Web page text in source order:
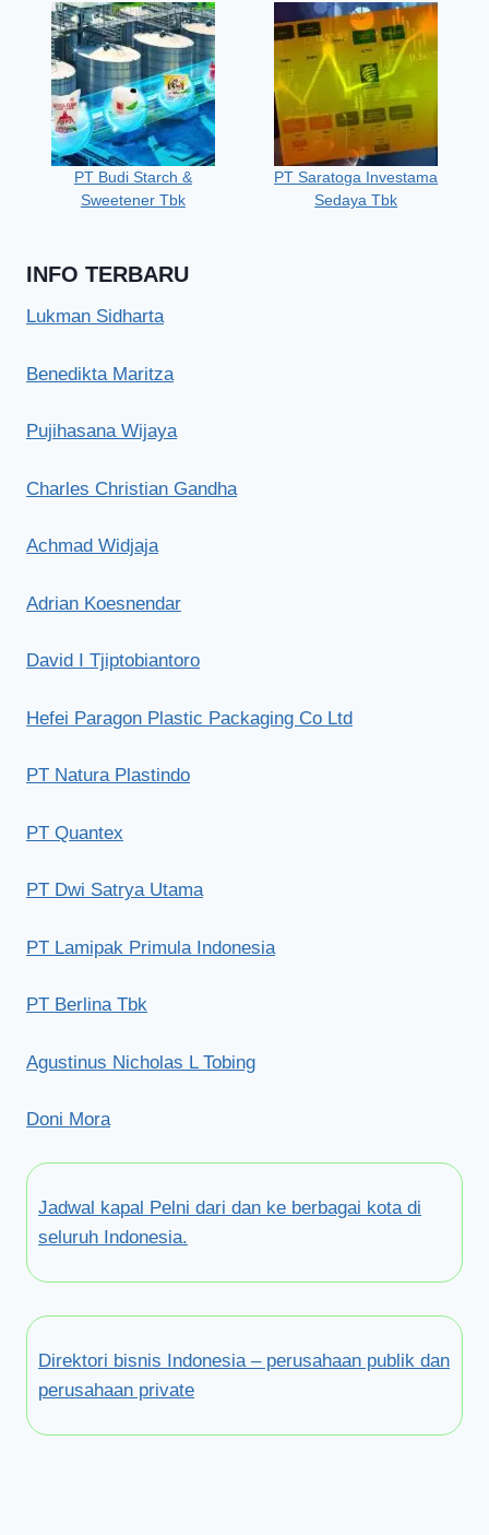
PT Budi Starch &
Sweetener Tbk
PT Saratoga Investama
Sedaya Tbk
INFO TERBARU
Lukman Sidharta
Benedikta Maritza
Pujihasana Wijaya
Charles Christian Gandha
Achmad Widjaja
Adrian Koesnendar
David I Tjiptobiantoro
Hefei Paragon Plastic Packaging Co Ltd
PT Natura Plastindo
PT Quantex
PT Dwi Satrya Utama
PT Lamipak Primula Indonesia
PT Berlina Tbk
Agustinus Nicholas L Tobing
Doni Mora
Jadwal kapal Pelni dari dan ke berbagai kota di
seluruh Indonesia.
Direktori bisnis Indonesia – perusahaan publik dan
perusahaan private